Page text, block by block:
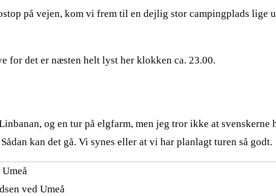
på vejen, kom vi frem til en dejlig stor campingplads
for det er næsten helt lyst her klokken ca. 23.00.
og en tur på elgfarm, men jeg tror ikke at
kan det gå. Vi synes eller at vi har planlagt turen så godt.
ved Umeå